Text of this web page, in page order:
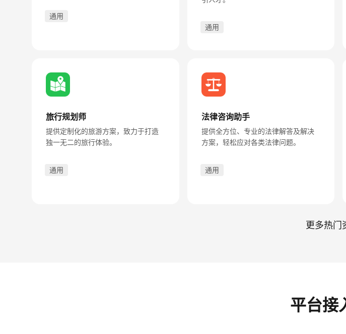
通用
通用
旅行规划师
提供定制化的旅游方案，致力于打造
独一无二的旅行体验。
通用
法律咨询助手
提供全方位、专业的法律解答及解决
方案，轻松应对各类法律问题。
通用
更多热门
平台接